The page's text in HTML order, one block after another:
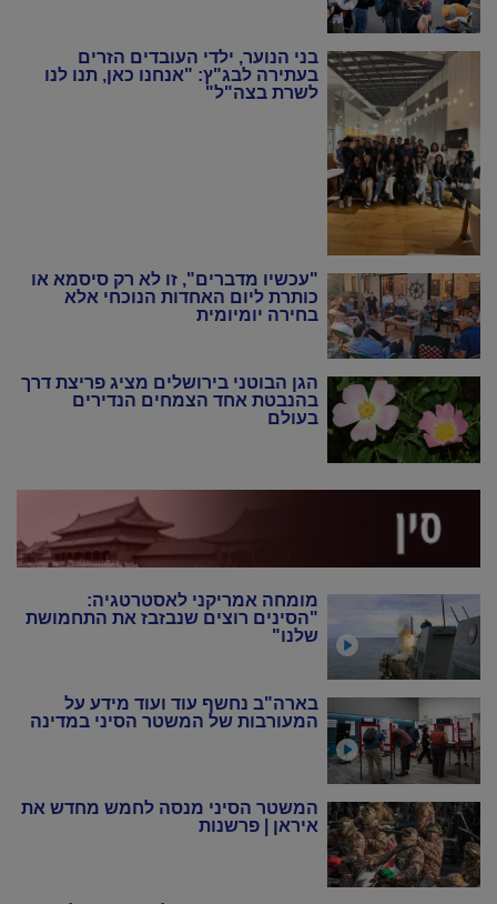
בני הנוער, ילדי העובדים הזרים
בעתירה לבג"ץ: "אנחנו כאן, תנו לנו
לשרת בצה"ל"
"עכשיו מדברים", זו לא רק סיסמא או
כותרת ליום האחדות הנוכחי אלא
בחירה יומיומית
הגן הבוטני בירושלים מציג פריצת דרך
בהנבטת אחד הצמחים הנדירים
בעולם
מומחה אמריקני לאסטרטגיה:
"הסינים רוצים שנבזבז את התחמושת
שלנו"
בארה"ב נחשף עוד ועוד מידע על
המעורבות של המשטר הסיני במדינה
המשטר הסיני מנסה לחמש מחדש את
איראן | פרשנות